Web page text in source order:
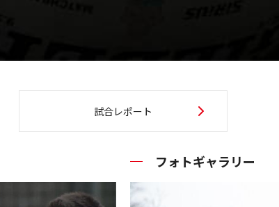
試合レポート
フォトギャラリー